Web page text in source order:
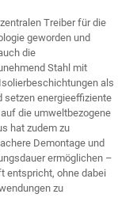
Treiber für die
geworden und
die
Stahl mit
als
setzen energieeffiziente
die umweltbezogene
hat zudem zu
Demontage und
ermöglichen –
entspricht, ohne dabei
zu